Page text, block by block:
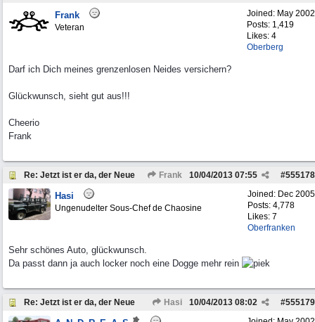
Joined: May 2002
Posts: 1,419
Likes: 4
Oberberg
Frank
Veteran
Darf ich Dich meines grenzenlosen Neides versichern?
Glückwunsch, sieht gut aus!!!
Cheerio
Frank
Re: Jetzt ist er da, der Neue Frank #555178
10/04/2013 07:55
Joined: Dec 2005
Posts: 4,778
Likes: 7
Oberfranken
Hasi
Ungenudelter Sous-Chef de Chaosine
Sehr schönes Auto, glückwunsch.
Da passt dann ja auch locker noch eine Dogge mehr rein
Re: Jetzt ist er da, der Neue Hasi #555179
10/04/2013 08:02